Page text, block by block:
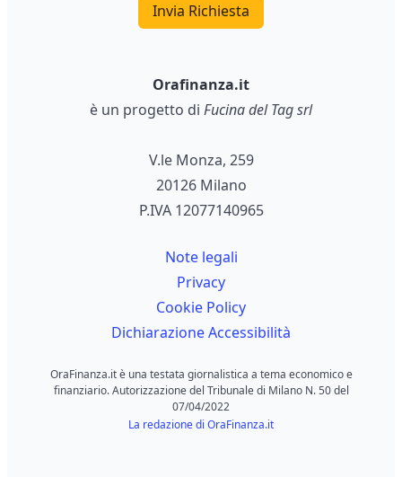
Invia Richiesta
Orafinanza.it
è un progetto di Fucina del Tag srl
V.le Monza, 259
20126 Milano
P.IVA 12077140965
Note legali
Privacy
Cookie Policy
Dichiarazione Accessibilità
OraFinanza.it è una testata giornalistica a tema economico e
finanziario. Autorizzazione del Tribunale di Milano N. 50 del
07/04/2022
La redazione di OraFinanza.it